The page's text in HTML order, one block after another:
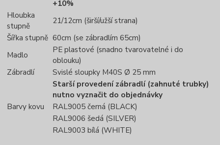
+10%
Hloubka
stupně
21/12cm (širší/užší strana)
Šířka stupně 60cm (se zábradlím 65cm)
Madlo
PE plastové (snadno tvarovatelné i do
oblouku)
Zábradlí
Svislé sloupky M40S Ø 25 mm
Starší provedení zábradlí (zahnuté trubky)
nutno vyznačit do objednávky
Barvy kovu
RAL9005 černá (BLACK)
RAL9006 šedá (SILVER)
RAL9003 bílá (WHITE)